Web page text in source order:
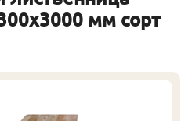
мм сорт